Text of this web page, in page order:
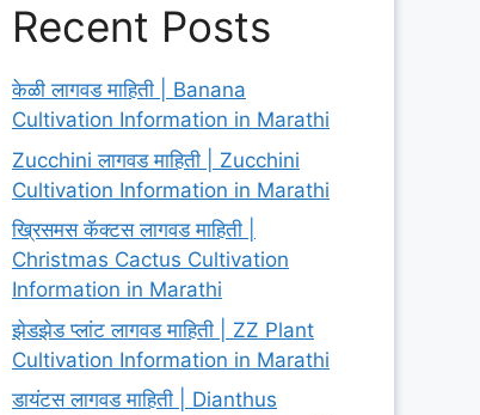
Recent Posts
केळी लागवड माहिती | Banana
Cultivation Information in Marathi
Zucchini लागवड माहिती | Zucchini
Cultivation Information in Marathi
ख्रिसमस कॅक्टस लागवड माहिती |
Christmas Cactus Cultivation
Information in Marathi
झेडझेड प्लांट लागवड माहिती | ZZ Plant
Cultivation Information in Marathi
डायंटस लागवड माहिती | Dianthus